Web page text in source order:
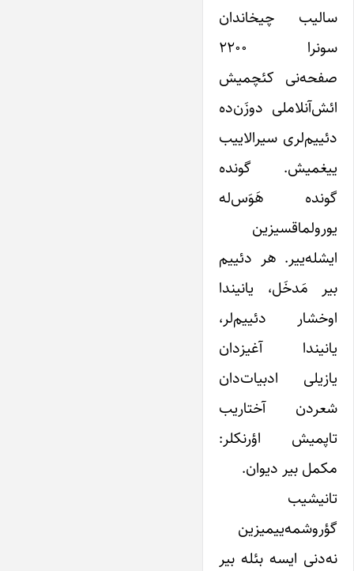
سالیب چیخاندان
سونرا ۲۲۰۰
صفحه‌نی کئچمیش
ائش‌آنلاملی دوزَن‌ده
دئییم‌لری سیرالاییب
ییغمیش. گونده
گونده هَوَس‌له
یورولماقسیزین
ایشله‌ییر. هر دئییم
بیر مَدخَل، یانیندا
اوخشار دئییم‌لر،
یانیندا آغیزدان
یازیلی ادبیات‌دان
شعردن آختاریب
تاپمیش اؤرنکلر:
مکمل بیر دیوان.
تانیشیب
گؤروشمه‌ییمیزین
نه‌دنی ایسه بئله بیر